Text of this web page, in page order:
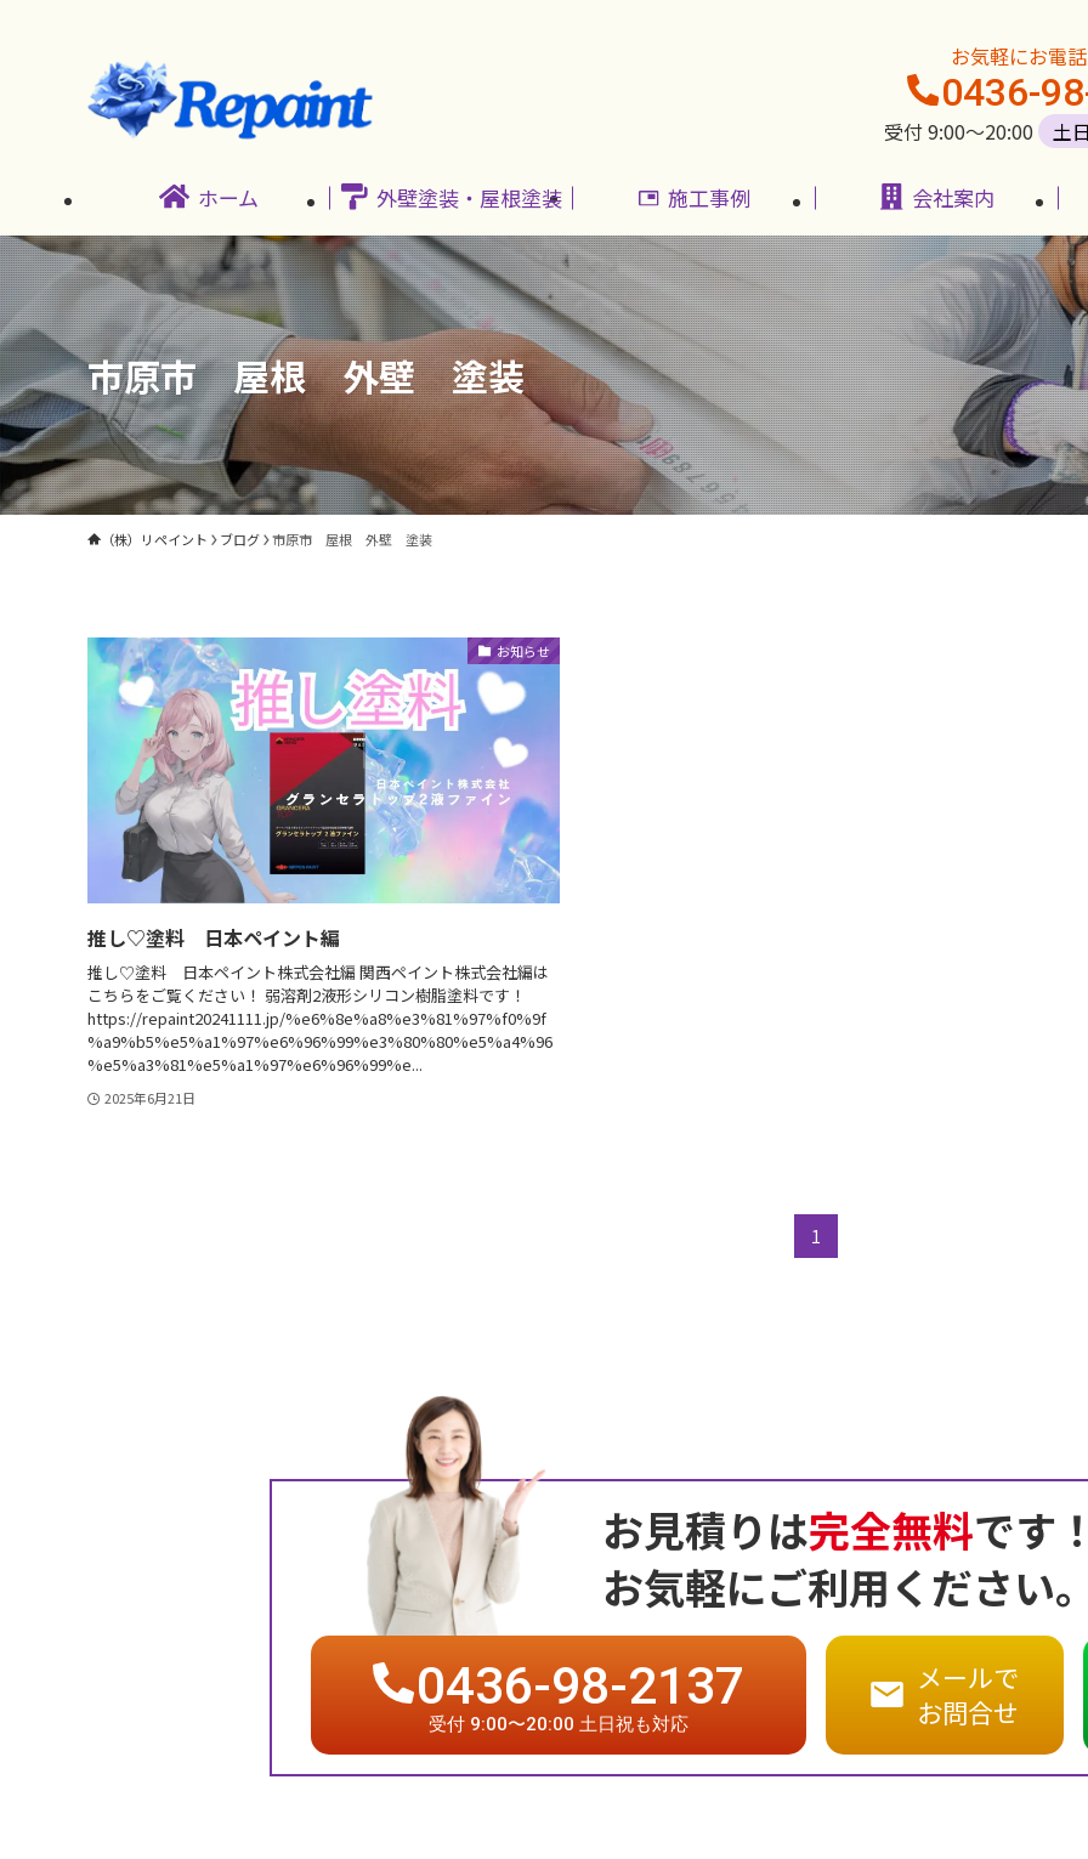
ホーム 外壁塗装・屋根塗装 施工事例 会社案内
お気軽にお電
0436-
受付 9:00〜20:00 土
市原市 屋根 外壁 塗装
（株）リペイント ブログ 市原市 屋根 外壁 塗装
お知らせ
推し♡塗料 日本ペイント編
推し♡塗料 日本ペイント株式会社編 関西ペイント株式会社編は
こちらをご覧ください！ 弱溶剤2液形シリコン樹脂塗料です！
https://repaint20241111.jp/%e6%8e%a8%e3%81%97%f0%9f
%a9%b5%e5%a1%97%e6%96%99%e3%80%80%e5%a4%96
%e5%a3%81%e5%a1%97%e6%96%99%e...
2025年6月21日
1
お見積りは完全無料です
お気軽にご利用ください
0436-98-2137
受付 9:00〜20:00 土日祝も対応
メールで
お問合せ